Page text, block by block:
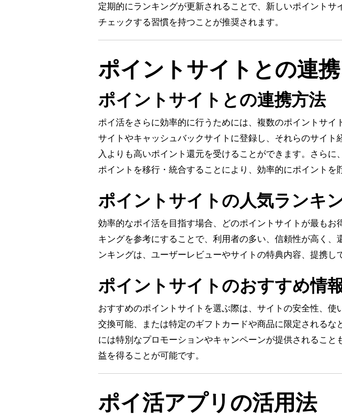
定期的にランキングが更新されることで、新しいポイント
チェックする習慣を持つことが推奨されます。
ポイントサイトとの連携
ポイントサイトとの連携方法
ポイ活をさらに効率的に行うためには、複数のポイントサ
サイトやキャッシュバックサイトに登録し、それらのサイ
入よりも高いポイント還元を受けることができます。さら
ポイントを移行・統合することにより、効率的にポイントを
ポイントサイトの人気ランキ
効率的なポイ活を目指す場合、どのポイントサイトが最も
キングを参考にすることで、利用者の多い、信頼性が高く
ンキングは、ユーザーレビューやサイトの特典内容、提携し
ポイントサイトのおすすめ情
おすすめのポイントサイトを選ぶ際は、サイトの安全性、
交換可能、または特定のギフトカードや商品に限定される
には特別なプロモーションやキャンペーンが提供されるこ
益を得ることが可能です。
ポイ活アプリの活用法